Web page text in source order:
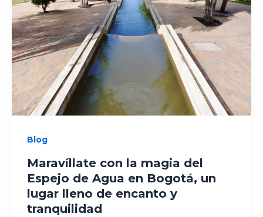
Blog
Maravíllate con la magia del
Espejo de Agua en Bogotá, un
lugar lleno de encanto y
tranquilidad